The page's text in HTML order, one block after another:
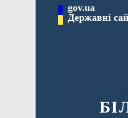
gov.ua
Державні